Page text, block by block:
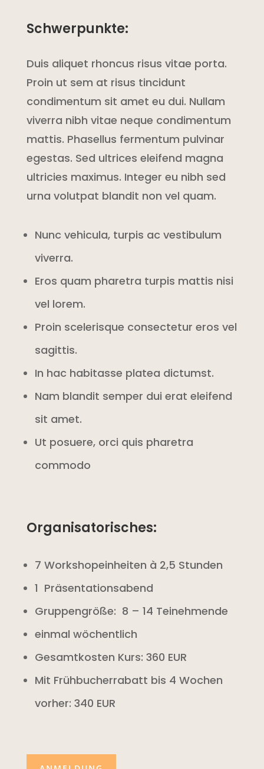
Schwerpunkte:
Duis aliquet rhoncus risus vitae porta.
Proin ut sem at risus tincidunt
condimentum sit amet eu dui. Nullam
viverra nibh vitae neque condimentum
mattis. Phasellus fermentum pulvinar
egestas. Sed ultrices eleifend magna
ultricies maximus. Integer eu nibh sed
urna volutpat blandit non vel quam.
Nunc vehicula, turpis ac vestibulum
viverra.
Eros quam pharetra turpis mattis nisi
vel lorem.
Proin scelerisque consectetur eros vel
sagittis.
In hac habitasse platea dictumst.
Nam blandit semper dui erat eleifend
sit amet.
Ut posuere, orci quis pharetra
commodo
Organisatorisches:
7 Workshopeinheiten à 2,5 Stunden
1 Präsentationsabend
Gruppengröße: 8 – 14 Teinehmende
einmal wöchentlich
Gesamtkosten Kurs: 360 EUR
Mit Frühbucherrabatt bis 4 Wochen
vorher: 340 EUR